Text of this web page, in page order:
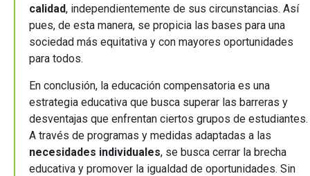
calidad, independientemente de sus circunstancias. Así
pues, de esta manera, se propicia las bases para una
sociedad más equitativa y con mayores oportunidades
para todos.
En conclusión, la educación compensatoria es una
estrategia educativa que busca superar las barreras y
desventajas que enfrentan ciertos grupos de estudiantes.
A través de programas y medidas adaptadas a las
necesidades individuales, se busca cerrar la brecha
educativa y promover la igualdad de oportunidades. Sin